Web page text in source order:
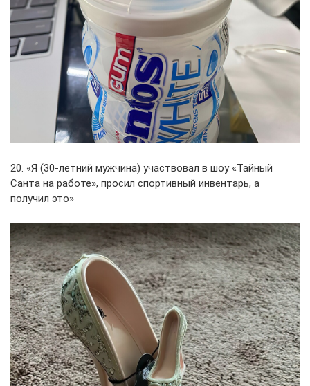
20. «Я (30-летний мужчина) участвовал в шоу «Тайный
Санта на работе», просил спортивный инвентарь, а
получил это»